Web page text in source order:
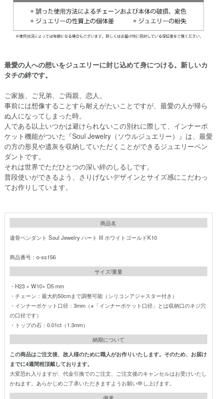
最愛の人への想いをジュエリーに封じ込めて身につける。新しいカ
タチの絆です。
ご家族、ご兄弟、ご両親、恋人。
事前には想像することすら耐えがたいことですが、最愛の人が帰ら
ぬ人になってしまった時。
人である以上いつかは避けられないこの別れに際して、インナーポ
ケット機能がついた『Soul Jewelry（ソウルジュエリー）』は、最愛
の方の形見や遺灰を収納していただくことができるジュエリーペン
ダントです。
それは世界でただひとつの深い絆のしるしです。
普段使いができるよう、さりげないデザインとサイズ感にこだわっ
てお作りしています。
商品名
遺骨ペンダント Soul Jewelry ハート III ホワイトゴールドK10
商品番号：o-ss156
サイズ/重量
・H23 × W10× D5 mm
・チェーン：最大約50cmまで調整可能（シリコンアジャスター付き）
・インナーポケット口径：3mm（※「インナーポケット口径」とは収納口のネジ穴
の口径です）
・トップの石：0.01ct（1.3mm）
納期について
この商品はご注文後、故人様のために職人がお作りいたします。そのため、お届け
までに4週間程頂戴しております。
大変恐れ入りますが、代金引換でのご注文、ご注文後のキャンセルはお受けいたし
かねます。あらかじめご了承いただきますようお願い申し上げます。
備考